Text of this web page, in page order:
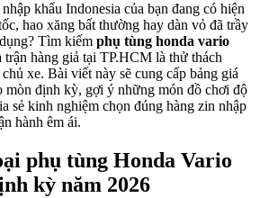
khẩu Indonesia của bạn đang có hiện
hao xăng bất thường hay dàn vỏ đã trầy
Tìm kiếm phụ tùng honda vario
trận hàng giả tại TP.HCM là thử thách
xe. Bài viết này sẽ cung cấp bảng giá
mòn định kỳ, gợi ý những món đồ chơi độ
sẻ kinh nghiệm chọn đúng hàng zin nhập
hành êm ái.
phụ tùng Honda Vario
kỳ năm 2026